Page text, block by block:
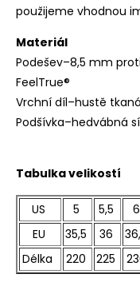
použijeme vhodnou
Materiál
Podešev–8,5 mm
FeelTrue®
Vrchní díl–hustě
Podšívka–hedvábná
Tabulka velikostí
US 5 5,5 6
EU
35,5 36
Délka
220 225